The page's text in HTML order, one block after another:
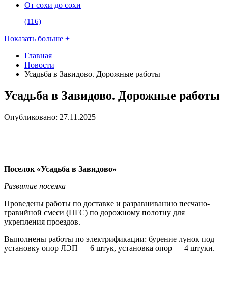
От сохи до сохи
(116)
Показать больше +
Главная
Новости
Усадьба в Завидово. Дорожные работы
Усадьба в Завидово. Дорожные работы
Опубликовано: 27.11.2025
Поселок «Усадьба в Завидово»
Развитие поселка
Проведены работы по доставке и разравниванию песчано-
гравийной смеси (ПГС) по дорожному полотну для
укрепления проездов.
Выполнены работы по электрификации: бурение лунок под
установку опор ЛЭП — 6 штук, установка опор — 4 штуки.